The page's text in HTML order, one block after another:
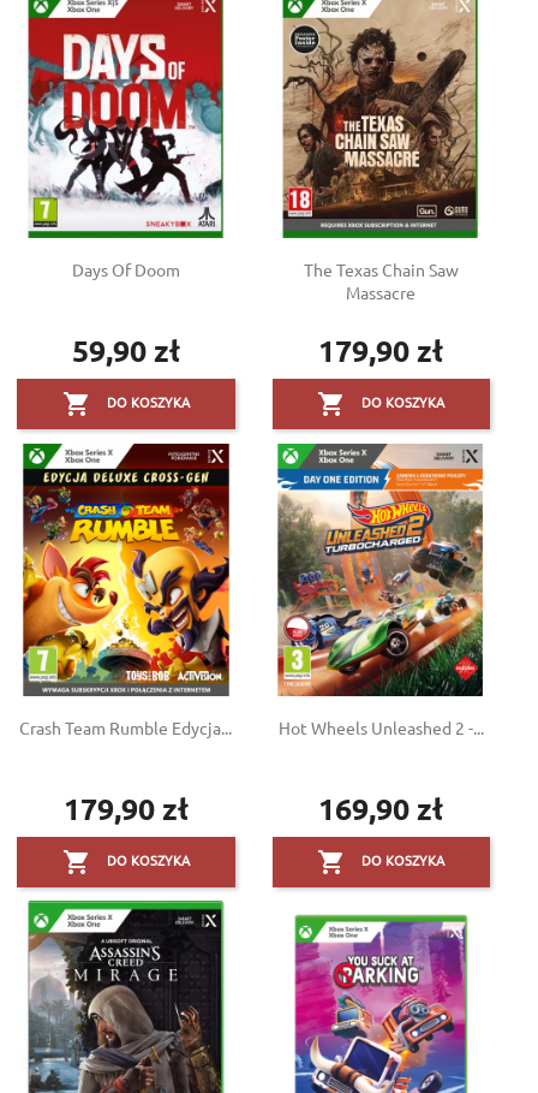
Days Of Doom
Cena
59,90 zł
 DO KOSZYKA
The Texas Chain Saw
Massacre
Cena
179,90 zł
 DO KOSZYKA
Crash Team Rumble Edycja...
Cena
179,90 zł
 DO KOSZYKA
Hot Wheels Unleashed 2 -...
Cena
169,90 zł
 DO KOSZYKA